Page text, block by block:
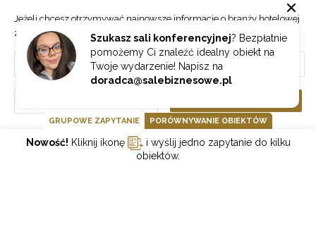
Szukasz sali konferencyjnej? Bezpłatnie
pomożemy Ci znaleźć idealny obiekt na
Twoje wydarzenie! Napisz na
doradca@salebiznesowe.pl
Jeżeli chcesz otrzymywać najnowsze informacje o branży hotelowej
zapisz się do naszego newslettera.
GOONLINE.PL SPÓŁKA Z OGRANICZONĄ ODPOWIEDZIALNOŚCIĄ SP.K.
GRUPOWE ZAPYTANIE PORÓWNYWANIE OBIEKTÓW
Nowość! Kliknij ikonę
i wyślij jedno zapytanie do kilku
obiektów.